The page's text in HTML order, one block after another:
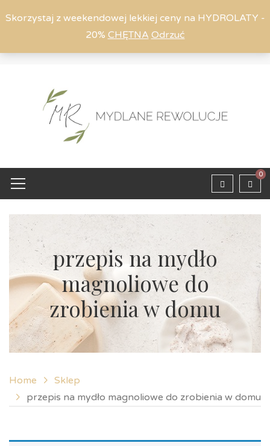
Skorzystaj z weekendowej lekkiej ceny na HYDROLATY -
20% CHĘTNA Odrzuć
0
przepis na mydło
magnoliowe do
zrobienia w domu
Home
Sklep
przepis na mydło magnoliowe do zrobienia w domu